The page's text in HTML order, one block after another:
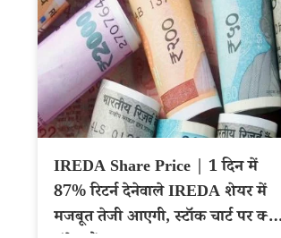
IREDA Share Price | 1 दिन में
87% रिटर्न देनेवाले IREDA शेयर में
मजबूत तेजी आएगी, स्टॉक चार्ट पर क्या